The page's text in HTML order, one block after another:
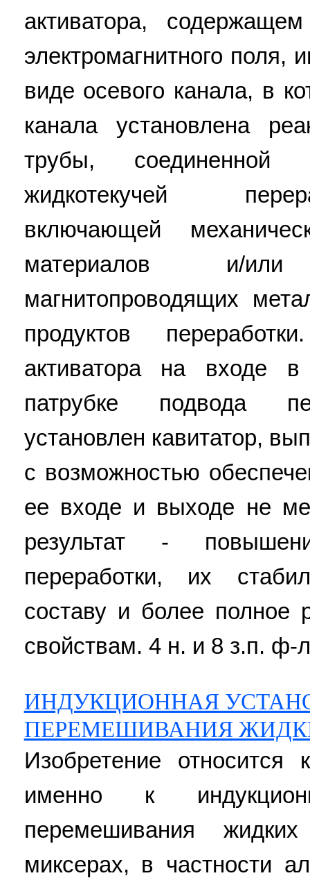
активатора,
электромагнитного
виде осевого канала, в
канала установлена
трубы,
жидкотекучей
включающей
материалов и/
магнитопроводящих
продуктов
активатора на входе
патрубке подвода
установлен кавитатор,
с возможностью
ее входе и выходе не
результат -
переработки, их
составу и более полное
свойствам. 4 н. и 8 з.п. ф-
ИНДУКЦИОННАЯ
ПЕРЕМЕШИВАНИЯ
Изобретение относится
именно к
перемешивания
миксерах, в частности